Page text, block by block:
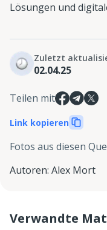
Lösungen und
Zuletzt
02.04.25
Teilen mit
Link kopieren
Fotos aus diesen
Autoren: Alex Mort
Verwandte